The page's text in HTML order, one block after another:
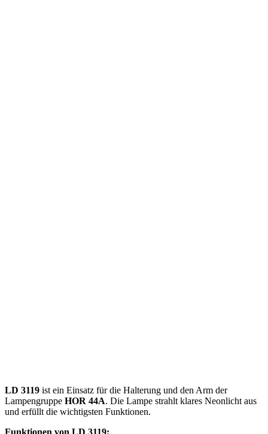
LD 3119 ist ein Einsatz für die Halterung und den Arm der
Lampengruppe HOR 44A. Die Lampe strahlt klares Neonlicht aus
und erfüllt die wichtigsten Funktionen.
Funktionen von LD 3119: